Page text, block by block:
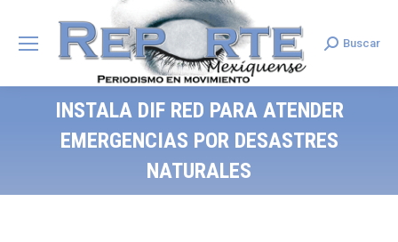
Search:
Buscar
INSTALA DIF RED PARA ATENDER
EMERGENCIAS POR DESASTRES
NATURALES